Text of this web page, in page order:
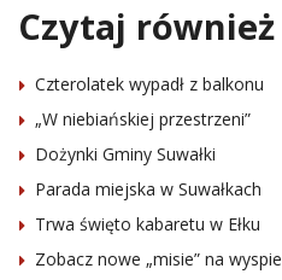
Czytaj również
Czterolatek wypadł z balkonu
„W niebiańskiej przestrzeni”
Dożynki Gminy Suwałki
Parada miejska w Suwałkach
Trwa święto kabaretu w Ełku
Zobacz nowe „misie” na wyspie